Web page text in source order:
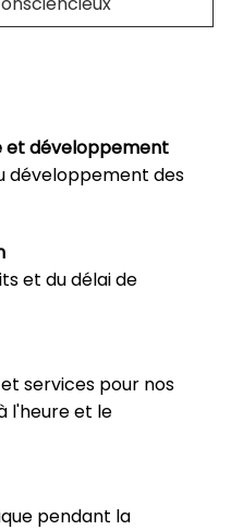
développement
développement des
et du délai de
services pour nos
l'heure et le
pendant la